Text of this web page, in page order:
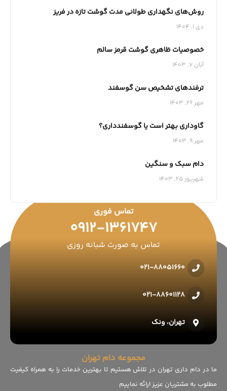
روش‌های نگهداری طولانی‌ مدت گوشت تازه در فریز
خصوصیات ظاهری گوشت قرمز سالم
آبان 7, 1403
ترفندهای تشخیص سن گوسفند
مهر 26, 1403
گاوداری بهتر است یا گوسفندداری؟
مهر 9, 1403
دام سبک و سنگین
شهریور 25, 1403
تماس فوری
0912-1361747
تماس به صورت شبانه روزی
021-88051660
021-88601128
تهران، ونک
مجموعه دام تهران
ما در دام داری تهران در تلاش هستیم تا بهترین خدمات را به همراه کیفیت
مطلوب به مشتریان عزیز ارائه نماییم